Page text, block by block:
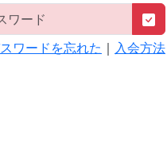
ワードを忘れた ｜ 入会方法